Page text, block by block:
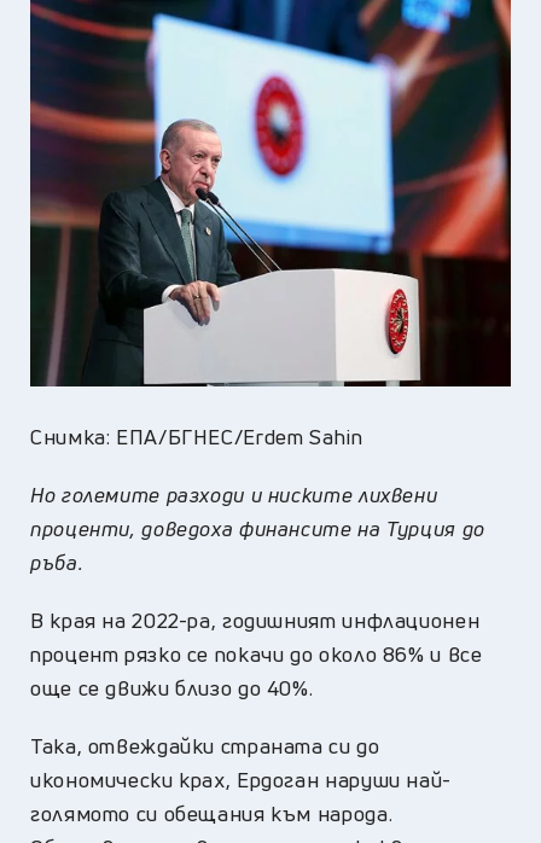
Снимка: ЕПА/БГНЕС/Erdem Sahin
Но големите разходи и ниските лихвени
проценти, доведоха финансите на Турция до
ръба.
В края на 2022-ра, годишният инфлационен
процент рязко се покачи до около 86% и все
още се движи близо до 40%.
Така, отвеждайки страната си до
икономически крах, Ердоган наруши най-
голямото си обещания към народа.